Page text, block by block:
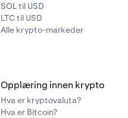
SOL til USD
LTC til USD
Alle krypto-markeder
Opplæring innen krypto
Hva er kryptovaluta?
Hva er Bitcoin?